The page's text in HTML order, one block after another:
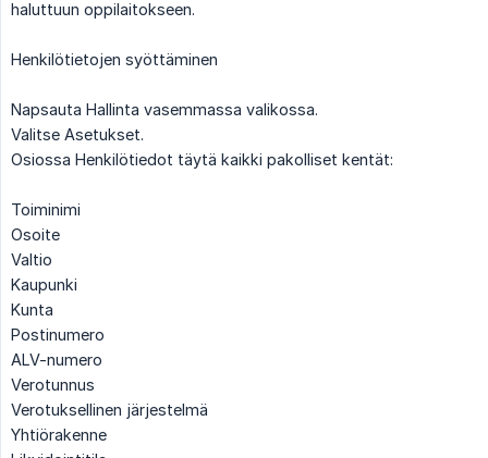
haluttuun oppilaitokseen.
Henkilötietojen syöttäminen
Napsauta Hallinta vasemmassa valikossa.
Valitse Asetukset.
Osiossa Henkilötiedot täytä kaikki pakolliset kentät:
Toiminimi
Osoite
Valtio
Kaupunki
Kunta
Postinumero
ALV-numero
Verotunnus
Verotuksellinen järjestelmä
Yhtiörakenne